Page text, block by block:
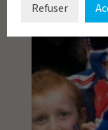
Refuser